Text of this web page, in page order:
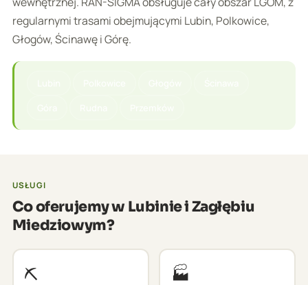
regularnymi trasami obejmującymi Lubin, Polkowice,
Głogów, Ścinawę i Górę.
USŁUGI
Co oferujemy w Lubinie i Zagłębiu
Miedziowym?
⛏️ 🏭